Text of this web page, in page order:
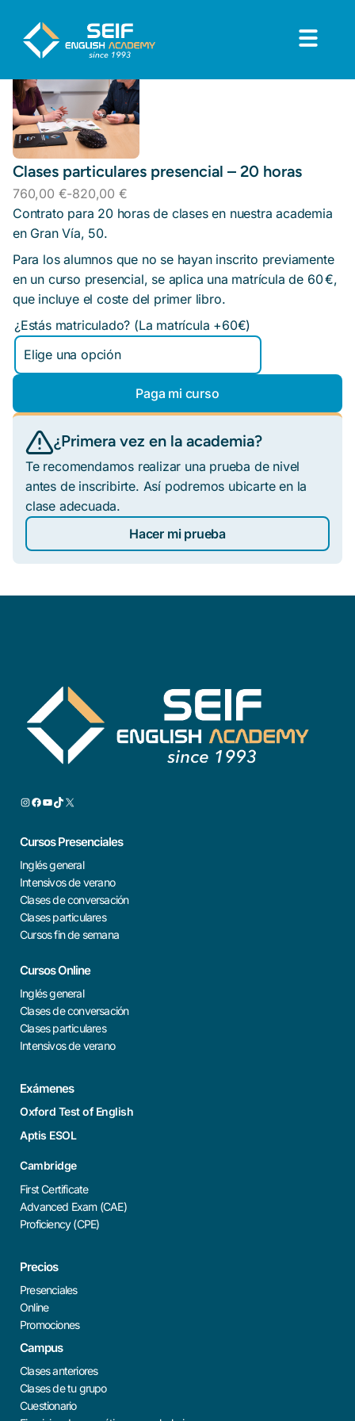
Clases particulares presencial – 20 horas
760,00 €-820,00 €
Contrato para 20 horas de clases en nuestra academia
en Gran Vía, 50.
Para los alumnos que no se hayan inscrito previamente
en un curso presencial, se aplica una matrícula de 60 €,
que incluye el coste del primer libro.
¿Estás matriculado? (La matrícula +60€)
Paga mi curso
¿Primera vez en la academia?
Te recomendamos realizar una prueba de nivel
antes de inscribirte. Así podremos ubicarte en la
clase adecuada.
Hacer mi prueba
Cursos Presenciales
Inglés general
Intensivos de verano
Clases de conversación
Clases particulares
Cursos fin de semana
Cursos Online
Inglés general
Clases de conversación
Clases particulares
Intensivos de verano
Exámenes
Oxford Test of English
Aptis ESOL
Cambridge
First Certificate
Advanced Exam (CAE)
Proficiency (CPE)
Precios
Presenciales
Online
Promociones
Campus
Clases anteriores
Clases de tu grupo
Cuestionario